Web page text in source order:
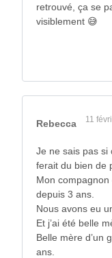
retrouvé, ça se
visiblement 😅
Rebecca 11
Je ne sais pas si
ferait du bien de
Mon
depuis 3 ans.
Nous avons eu
Et j’ai été belle
Belle mère d’un
ans.